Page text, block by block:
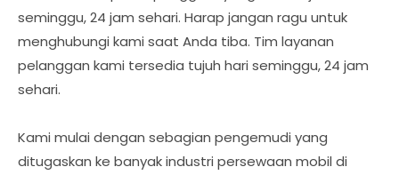
seminggu, 24 jam sehari. Harap jangan ragu untuk
menghubungi kami saat Anda tiba. Tim layanan
pelanggan kami tersedia tujuh hari seminggu, 24 jam
sehari.
Kami mulai dengan sebagian pengemudi yang
ditugaskan ke banyak industri persewaan mobil di